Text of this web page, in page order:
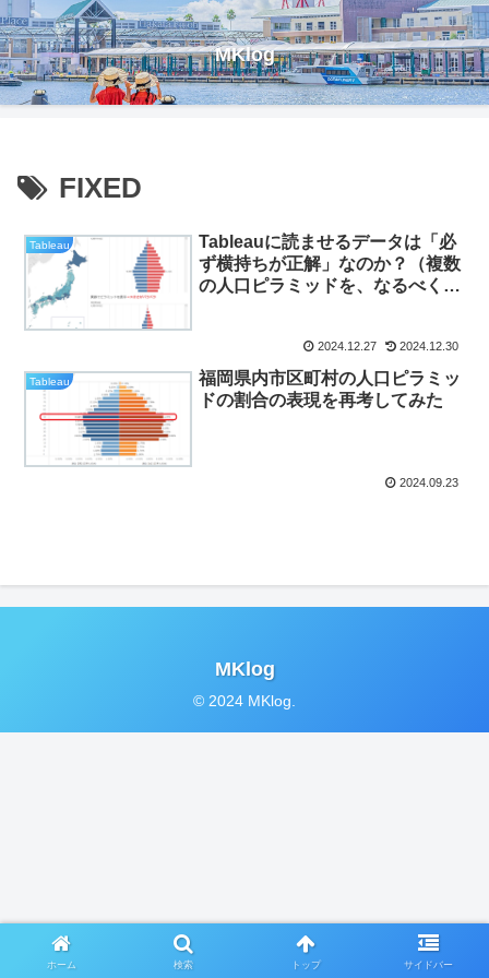
MKlog
FIXED
Tableau
Tableauに読ませるデータは「必
ず横持ちが正解」なのか？（複数
の人口ピラミッドを、なるべく規
2024.12.27 2024.12.30
Tableau
福岡県内市区町村の人口ピラミッ
ドの割合の表現を再考してみた
2024.09.23
MKlog
© 2024 MKlog.
ホーム 検索 トップ サイドバー